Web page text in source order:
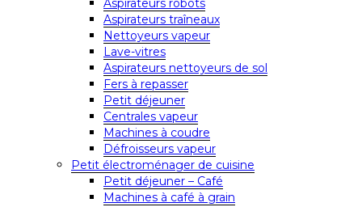
Aspirateurs robots
Aspirateurs traîneaux
Nettoyeurs vapeur
Lave-vitres
Aspirateurs nettoyeurs de sol
Fers à repasser
Petit déjeuner
Centrales vapeur
Machines à coudre
Défroisseurs vapeur
Petit électroménager de cuisine
Petit déjeuner – Café
Machines à café à grain